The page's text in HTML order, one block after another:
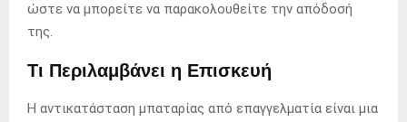
ώστε να μπορείτε να παρακολουθείτε την απόδοσή
της.
Τι Περιλαμβάνει η Επισκευή
Η αντικατάσταση μπαταρίας από επαγγελματία είναι μια